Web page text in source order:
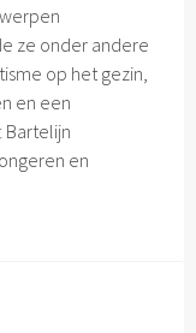
ze onder andere
op het gezin,
en een
Bartelijn
en